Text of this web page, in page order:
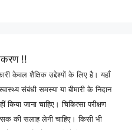
!!
केवल शैक्षिक उद्देश्यों के लिए है। यहाँ
संबंधी समस्या या बीमारी के निदान
किया जाना चाहिए। चिकित्सा परीक्षण
की सलाह लेनी चाहिए। किसी भी